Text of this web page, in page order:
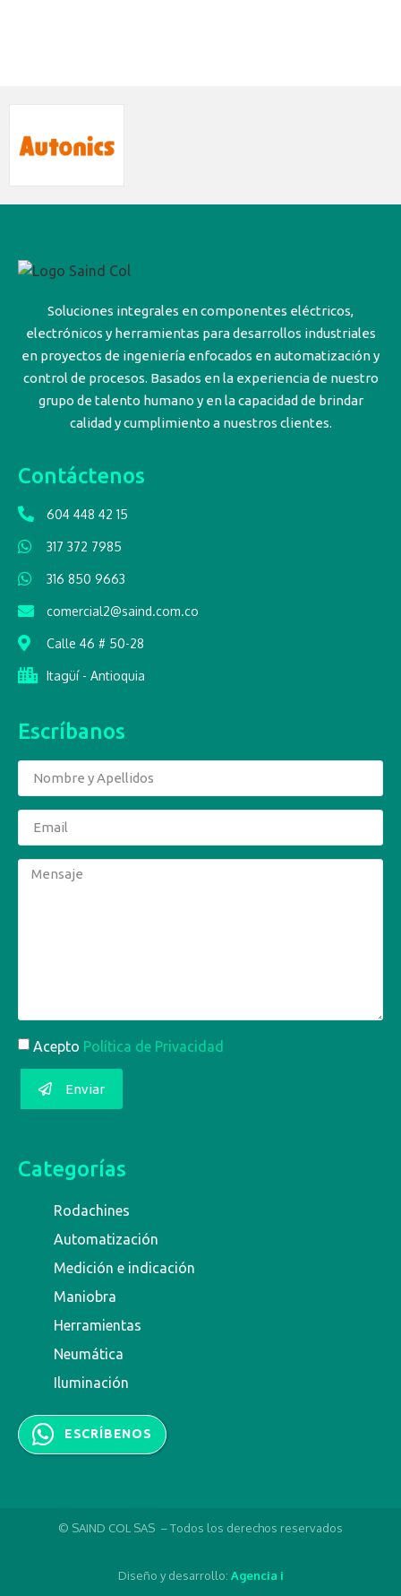
Soluciones integrales en componentes eléctricos,
electrónicos y herramientas para desarrollos industriales
en proyectos de ingeniería enfocados en automatización y
control de procesos. Basados en la experiencia de nuestro
grupo de talento humano y en la capacidad de brindar
calidad y cumplimiento a nuestros clientes.
Contáctenos
604 448 42 15
317 372 7985
316 850 9663
comercial2@saind.com.co
Calle 46 # 50-28
Itagüí - Antioquia
Escríbanos
Acepto Política de Privacidad
Enviar
Categorías
Rodachines
Automatización
Medición e indicación
Maniobra
Herramientas
Neumática
Iluminación
ESCRÍBENOS
© SAIND COL SAS – Todos los derechos reservados
Diseño y desarrollo: Agencia i